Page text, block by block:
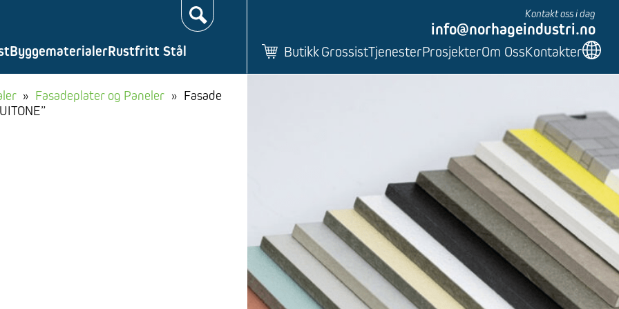
Søk…
ByggematerialerRustfritt Stål ButikkGrossistTjenesterProsjekterOm OssKontakter
Kontakt oss i dag
info@norhageindustri.no
» Fasadeplater og Paneler » Fasade